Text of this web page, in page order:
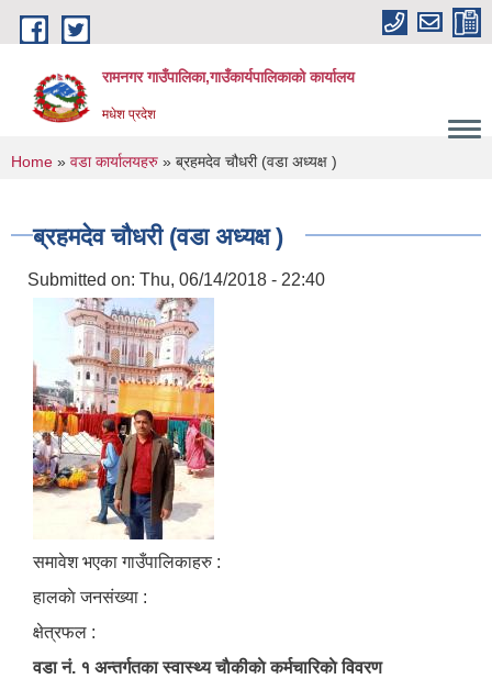
Skip to main content
रामनगर गाउँपालिका,गाउँकार्यपालिकाको कार्यालय
मधेश प्रदेश
You are here
Home » वडा कार्यालयहरु » ब्रहमदेव चौधरी (वडा अध्यक्ष )
ब्रहमदेव चौधरी (वडा अध्यक्ष )
Submitted on: Thu, 06/14/2018 - 22:40
समावेश भएका गाउँपालिकाहरु :
हालकाे जनसंख्या :
क्षेत्रफल :
वडा न‌ं. १ अन्तर्गतका स्वास्थ्य चाैकीकाे कर्मचारिकाे विवरण